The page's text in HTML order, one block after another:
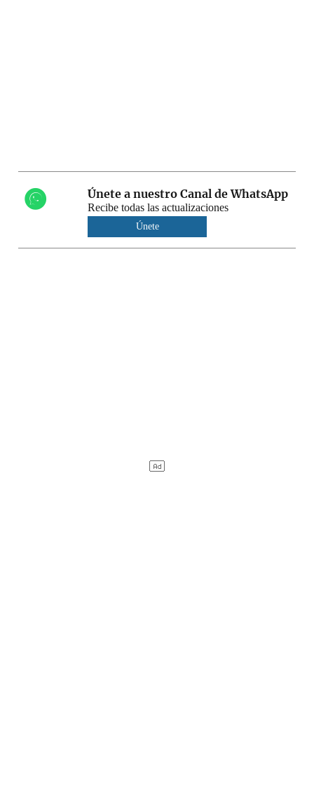
Únete a nuestro Canal de WhatsApp
Recibe todas las actualizaciones
Únete